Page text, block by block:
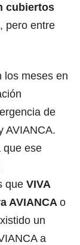
cubiertos
pero entre
los meses en
de
AVIANCA.
que ese
que VIVA
AVIANCA o
un
a